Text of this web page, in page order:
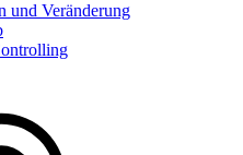
und Veränderung